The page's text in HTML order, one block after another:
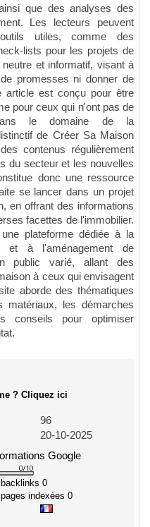
que des analyses des
Les lecteurs peuvent
utiles, comme des
lists pour les projets de
et informatif, visant à
promesses ni donner de
article est conçu pour être
pour ceux qui n'ont pas de
dans le domaine de la
de Créer Sa Maison
contenus régulièrement
du secteur et les nouvelles
donc une ressource
se lancer dans un projet
en offrant des informations
facettes de l'immobilier.
plateforme dédiée à la
et à l'aménagement de
public varié, allant des
à ceux qui envisagent
aborde des thématiques
les démarches
conseils pour optimiser
? Cliquez ici
96
20-10-2025
Google
0
indexées 0